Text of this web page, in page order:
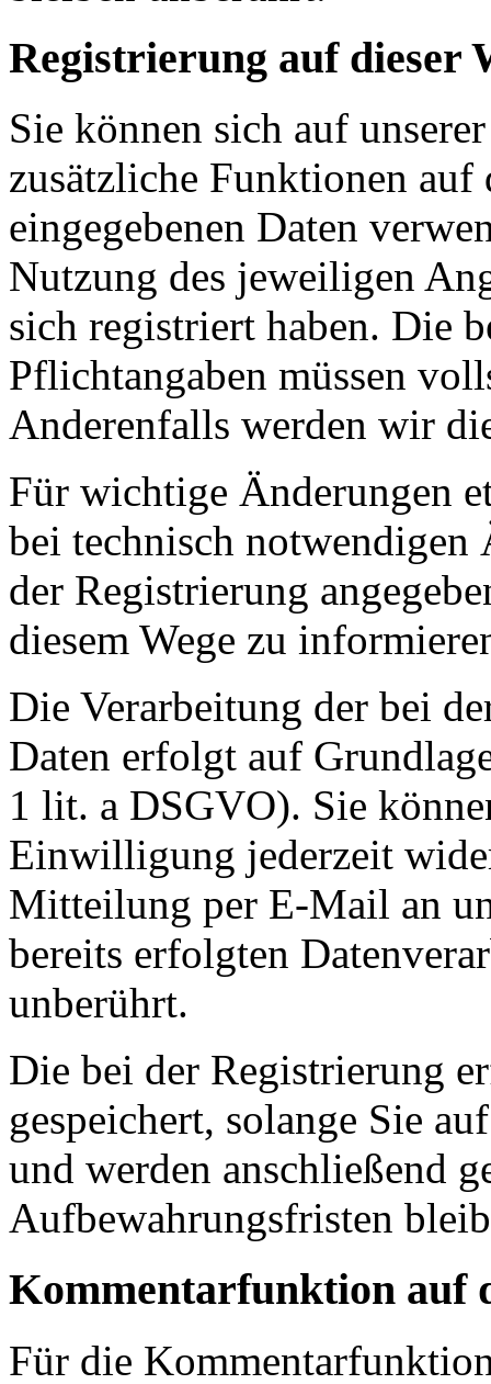
Registrierung auf dieser
Sie können sich auf
zusätzliche Funktionen auf
eingegebenen Daten
Nutzung des jeweiligen
sich registriert haben. Die
Pflichtangaben müssen
Anderenfalls werden wir
Für wichtige Änderungen
bei technisch
der Registrierung
diesem Wege zu
Die Verarbeitung der bei
Daten erfolgt auf
1 lit. a DSGVO). Sie
Einwilligung jederzeit
Mitteilung per E-Mail an
bereits erfolgten
unberührt.
Die bei der Registrierung
gespeichert, solange Sie
und werden anschließend
Aufbewahrungsfristen
Kommentarfunktion auf
Für die